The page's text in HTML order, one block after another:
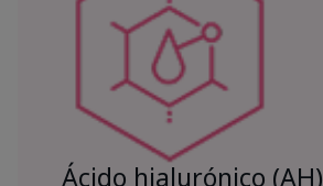
Ácido hialurónico (AH)